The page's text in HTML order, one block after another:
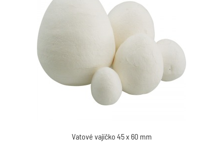
Vatové vajíčko 45 x 60 mm